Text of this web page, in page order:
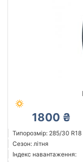
1800 ₴
Типорозмір: 285/30 R18
Сезон: літня
Індекс навантаження: